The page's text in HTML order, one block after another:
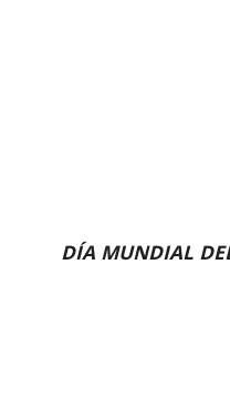
DÍA MUNDIAL DE